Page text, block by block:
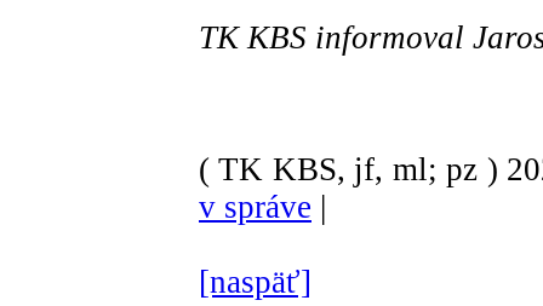
TK KBS informoval
( TK KBS, jf, ml; pz )
v správe |
[naspäť]